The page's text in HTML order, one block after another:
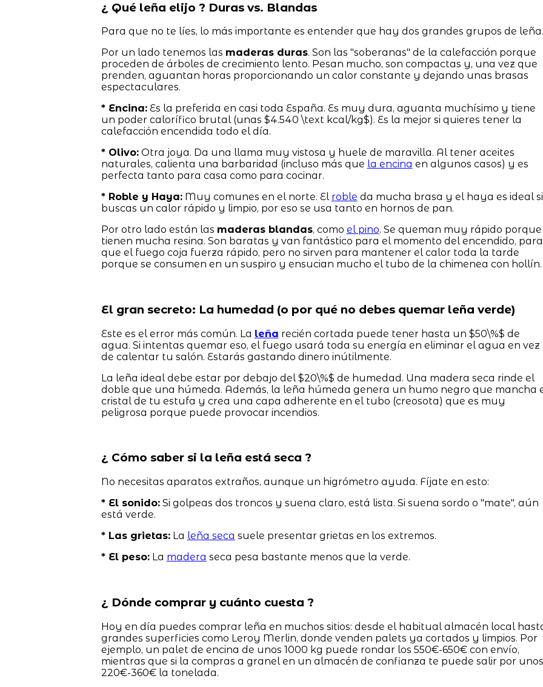
¿ Qué leña elijo ? Duras vs. Blandas
Para que no te líes, lo más importante es entender que hay dos grandes grupos de leña.
Por un lado tenemos las maderas duras. Son las "soberanas" de la calefacción porque
proceden de árboles de crecimiento lento. Pesan mucho, son compactas y, una vez que
prenden, aguantan horas proporcionando un calor constante y dejando unas brasas
espectaculares.
* Encina:Es la preferida en casi toda España. Es muy dura, aguanta muchísimo y tiene
un poder calorífico brutal (unas $4.540 \text kcal/kg$). Es la mejor si quieres tener la
calefacción encendida todo el día.
* Olivo:Otra joya. Da una llama muy vistosa y huele de maravilla. Al tener aceites
naturales, calienta una barbaridad (incluso más que la encina en algunos casos) y es
perfecta tanto para casa como para cocinar.
* Roble y Haya:Muy comunes en el norte. El roble da mucha brasa y el haya es ideal si
buscas un calor rápido y limpio, por eso se usa tanto en hornos de pan.
Por otro lado están las maderas blandas, como el pino. Se queman muy rápido porque
tienen mucha resina. Son baratas y van fantástico para el momento del encendido, para
que el fuego coja fuerza rápido, pero no sirven para mantener el calor toda la tarde
porque se consumen en un suspiro y ensucian mucho el tubo de la chimenea con hollín.
El gran secreto: La humedad (o por qué no debes quemar leña verde)
Este es el error más común. La leña recién cortada puede tener hasta un $50\%$ de
agua. Si intentas quemar eso, el fuego usará toda su energía en eliminar el agua en vez
de calentar tu salón. Estarás gastando dinero inútilmente.
La leña ideal debe estar por debajo del $20\%$ de humedad. Una madera seca rinde el
doble que una húmeda. Además, la leña húmeda genera un humo negro que mancha
cristal de tu estufa y crea una capa adherente en el tubo (creosota) que es muy
peligrosa porque puede provocar incendios.
¿ Cómo saber si la leña está seca ?
No necesitas aparatos extraños, aunque un higrómetro ayuda. Fíjate en esto:
* El sonido:Si golpeas dos troncos y suena claro, está lista. Si suena sordo o "mate", aún
está verde.
* Las grietas:La leña seca suele presentar grietas en los extremos.
* El peso:La madera seca pesa bastante menos que la verde.
¿ Dónde comprar y cuánto cuesta ?
Hoy en día puedes comprar leña en muchos sitios: desde el habitual almacén local
grandes superficies como Leroy Merlin, donde venden palets ya cortados y limpios. Por
ejemplo, un palet de encina de unos 1000 kg puede rondar los 550€-650€ con envío,
mientras que si la compras a granel en un almacén de confianza te puede salir por unos
220€-360€ la tonelada.